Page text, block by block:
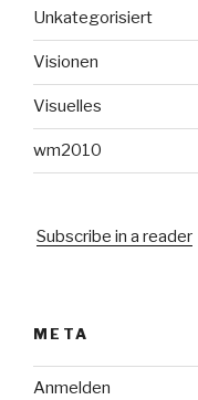
Unkategorisiert
Visionen
Visuelles
wm2010
Subscribe in a reader
META
Anmelden